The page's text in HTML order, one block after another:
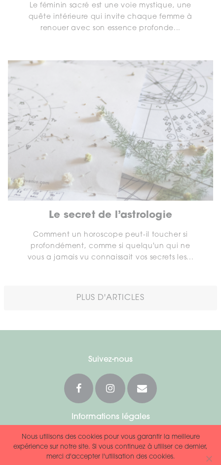
Le féminin sacré est une voie mystique, une
quête intérieure qui invite chaque femme à
renouer avec son essence profonde...
Le secret de l’astrologie
Comment un horoscope peut-il toucher si
profondément, comme si quelqu'un qui ne
vous a jamais vu connaissait vos secrets les...
PLUS D'ARTICLES
Suivez-nous
Informations légales
Mentions légales | CGU |CGV |Contact
HappinezTM est une marque déposée de B.V.
© 2025 Happinez B.V. Tous droits réservés
Nous utilisons des cookies pour vous garantir la meilleure
expérience sur notre site. Si vous continuez à utiliser ce dernier,
merci d'accepter l'utilisation des cookies.